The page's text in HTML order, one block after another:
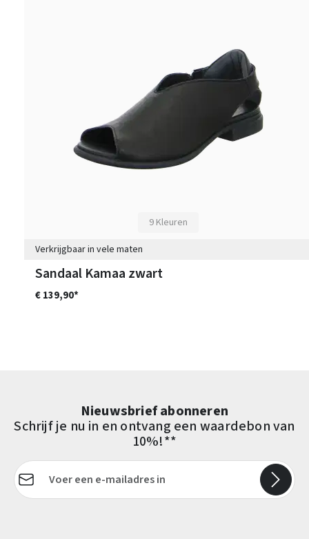
9 Kleuren
Verkrijgbaar in vele maten
Sandaal Kamaa zwart
€ 139,90*
Nieuwsbrief abonneren
Schrijf je nu in en ontvang een waardebon van
10%!**
E-mailadres*